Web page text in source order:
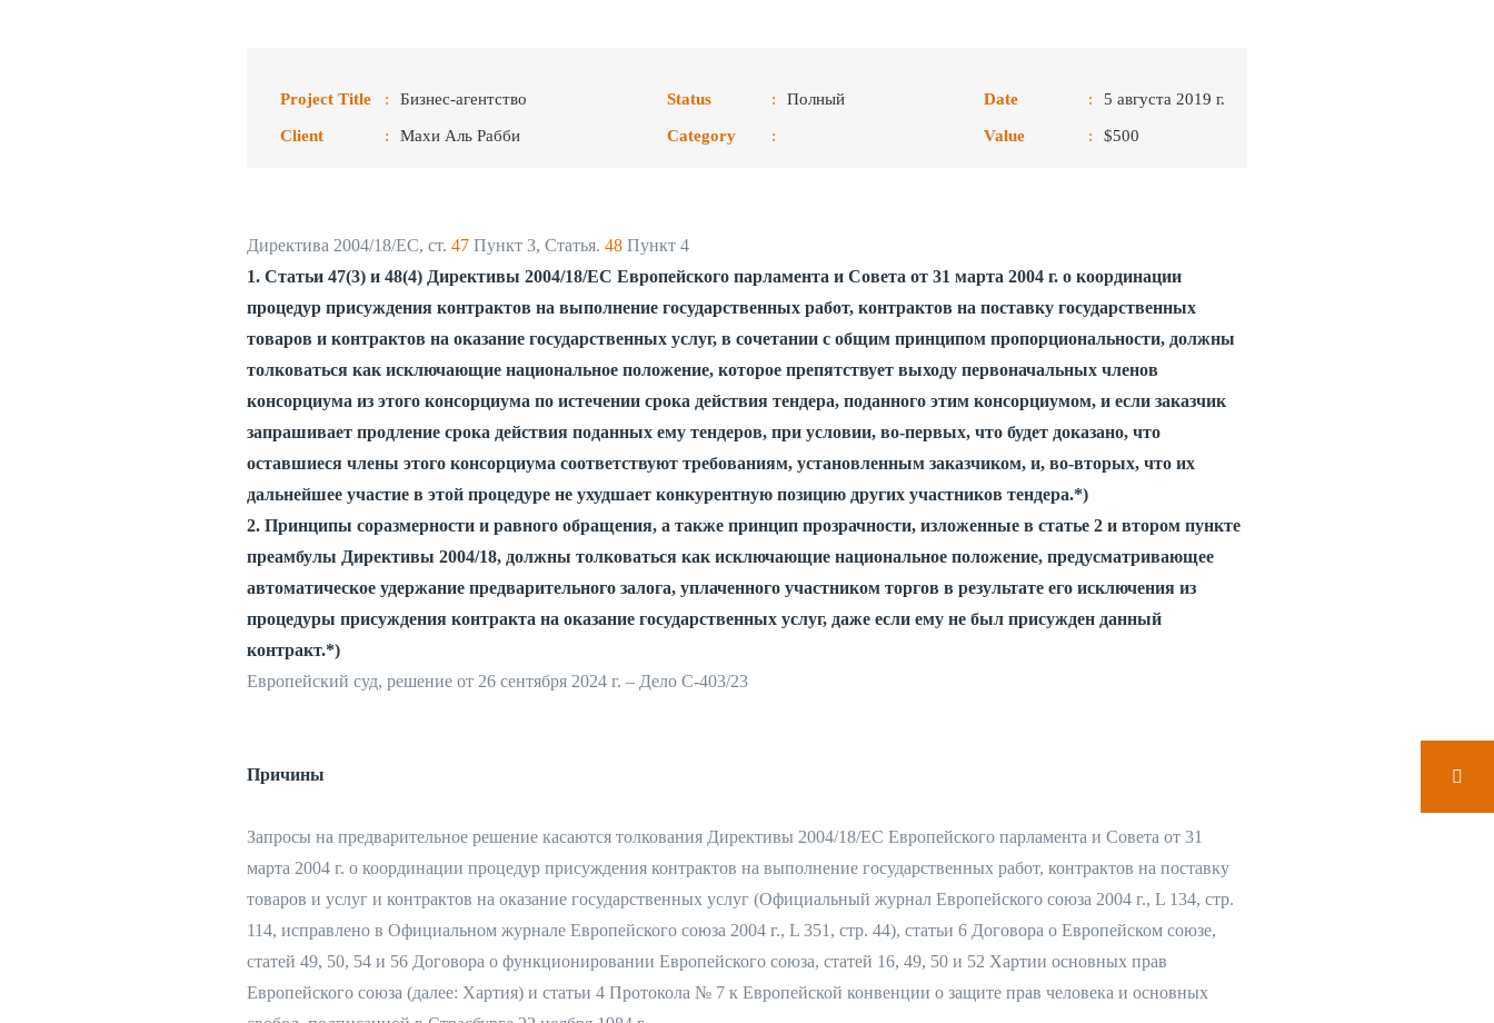
Project Title : Бизнес-агентство
Client : Махи Аль Рабби
Status : Полный
Category :
Date : 5 августа 2019 г.
Value : $500
Директива 2004/18/ЕС, ст. 47 Пункт 3, Статья. 48 Пункт 4
1. Статьи 47(3) и 48(4) Директивы 2004/18/EC Европейского парламента и Совета от 31 марта 2004 г. о координации
процедур присуждения контрактов на выполнение государственных работ, контрактов на поставку государственных
товаров и контрактов на оказание государственных услуг, в сочетании с общим принципом пропорциональности, должны
толковаться как исключающие национальное положение, которое препятствует выходу первоначальных членов
консорциума из этого консорциума по истечении срока действия тендера, поданного этим консорциумом, и если заказчик
запрашивает продление срока действия поданных ему тендеров, при условии, во-первых, что будет доказано, что
оставшиеся члены этого консорциума соответствуют требованиям, установленным заказчиком, и, во-вторых, что их
дальнейшее участие в этой процедуре не ухудшает конкурентную позицию других участников тендера.*)
2. Принципы соразмерности и равного обращения, а также принцип прозрачности, изложенные в статье 2 и втором пункте
преамбулы Директивы 2004/18, должны толковаться как исключающие национальное положение, предусматривающее
автоматическое удержание предварительного залога, уплаченного участником торгов в результате его исключения из
процедуры присуждения контракта на оказание государственных услуг, даже если ему не был присужден данный
контракт.*)
Европейский суд, решение от 26 сентября 2024 г. – Дело C-403/23
Причины
Запросы на предварительное решение касаются толкования Директивы 2004/18/ЕС Европейского парламента и Совета от 31
марта 2004 г. о координации процедур присуждения контрактов на выполнение государственных работ, контрактов на поставку
товаров и услуг и контрактов на оказание государственных услуг (Официальный журнал Европейского союза 2004 г., L 134, стр.
114, исправлено в Официальном журнале Европейского союза 2004 г., L 351, стр. 44), статьи 6 Договора о Европейском союзе,
статей 49, 50, 54 и 56 Договора о функционировании Европейского союза, статей 16, 49, 50 и 52 Хартии основных прав
Европейского союза (далее: Хартия) и статьи 4 Протокола № 7 к Европейской конвенции о защите прав человека и основных